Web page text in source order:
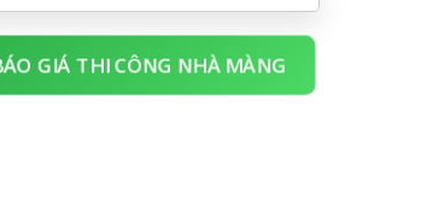
GIÁ THI CÔNG NHÀ MÀNG